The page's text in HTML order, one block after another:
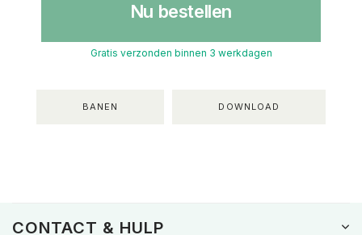
Nu bestellen
Gratis verzonden binnen 3 werkdagen
BANEN DOWNLOAD
CONTACT & HULP